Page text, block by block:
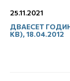
25.11.2021
ДВАЕСЕТ
KB), 18.04.2012